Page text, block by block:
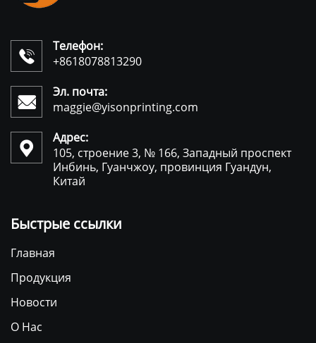

Телефон:
+8618078813290

Эл. почта:
maggie@yisonprinting.com

Адрес:
105, строение 3, № 166, Западный проспект
Инбинь, Гуанчжоу, провинция Гуандун,
Китай
Быстрые ссылки
Главная
Продукция
Новости
О Нас